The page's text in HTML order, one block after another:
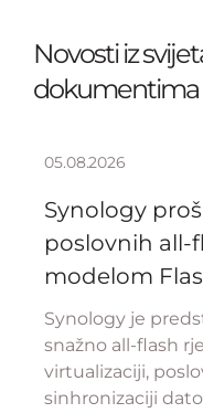
Novosti iz
dokumentima
05.08.2026
Synology
poslovnih all-
modelom
Synology je
snažno all-flash
virtualizaciji,
sinhronizaciji